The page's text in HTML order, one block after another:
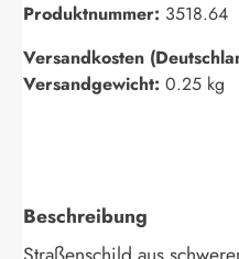
Produktnummer: 3518.64
Versandkosten
Versandgewicht: 0.25 kg
Beschreibung